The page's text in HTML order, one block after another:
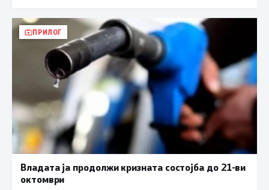
ПРИЛОГ
Владата ја продолжи кризната состојба до 21-ви
октомври